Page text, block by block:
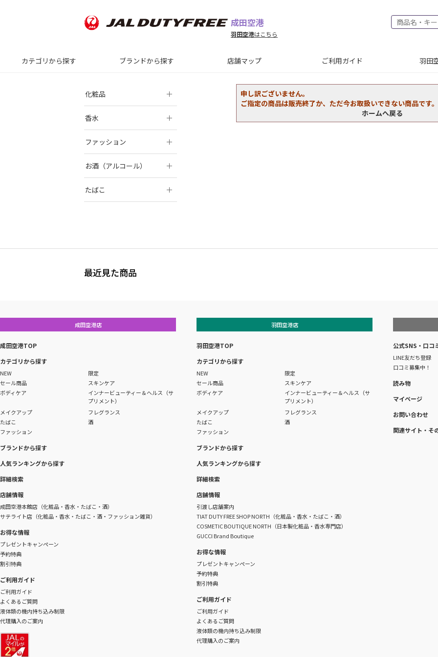
成田空港
羽田空港はこちら
カテゴリから探す ブランドから探す 店舗マップ ご利用ガイド 羽田
申し訳ございません。
ご指定の商品は販売終了か、ただ今お取扱いできない商品です。
ホームへ戻る
化粧品
香水
ファッション
お酒（アルコール）
たばこ
最近見た商品
成田空港店
成田空港TOP
カテゴリから探す
NEW
限定
セール商品
スキンケア
ボディケア
インナービューティー＆ヘルス（サ
プリメント）
メイクアップ
フレグランス
たばこ
酒
ファッション
ブランドから探す
人気ランキングから探す
詳細検索
店舗情報
成田空港本館店（化粧品・香水・たばこ・酒）
サテライト店（化粧品・香水・たばこ・酒・ファッション雑貨）
お得な情報
プレゼントキャンペーン
予約特典
割引特典
ご利用ガイド
ご利用ガイド
よくあるご質問
液体類の機内持ち込み制限
代理購入のご案内
羽田空港店
羽田空港TOP
カテゴリから探す
NEW
限定
セール商品
スキンケア
ボディケア
インナービューティー＆ヘルス（サ
プリメント）
メイクアップ
フレグランス
たばこ
酒
ファッション
ブランドから探す
人気ランキングから探す
詳細検索
店舗情報
引渡し店舗案内
TIAT DUTY FREE SHOP NORTH（化粧品・香水・たばこ・酒）
COSMETIC BOUTIQUE NORTH（日本製化粧品・香水専門店）
GUCCI Brand Boutique
お得な情報
プレゼントキャンペーン
予約特典
割引特典
ご利用ガイド
ご利用ガイド
よくあるご質問
液体類の機内持ち込み制限
代理購入のご案内
公式SNS・口コ
LINE友だち登録
口コミ募集中！
読み物
マイページ
お問い合わせ
関連サイト・そ